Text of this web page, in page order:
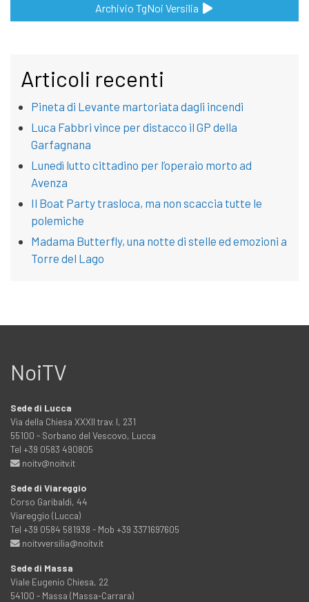
Archivio TgNoi Versilia
Articoli recenti
Pineta di Levante martoriata dagli incendi
Luca Fabbri vince per distacco il GP della
Garfagnana
Lunedì lutto cittadino per l’operaio morto ad
Avenza
Il Boat Party trasloca, ma non scaccia tutte le
polemiche
Madama Butterfly, una notte di stelle ed emozioni a
Torre del Lago
NoiTV
Sede di Lucca
Via della Chiesa XXXII trav. I, 231
55100 - Sorbano del Vescovo, Lucca
Tel +39 0583 490805
noitv@noitv.it
Sede di Viareggio
Corso Garibaldi, 44
Viareggio (Lucca)
Tel +39 0584 581938 - Mob +39 3371697605
noitvversilia@noitv.it
Sede di Massa
Viale Eugenio Chiesa, 22
54100 - Massa (Massa-Carrara)